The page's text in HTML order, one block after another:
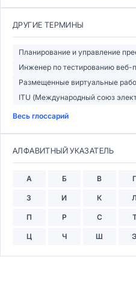
ДРУГИЕ ТЕРМИНЫ
Планирование и управление
Инженер по тестированию веб-
Размещенные виртуальные
ITU (Международный союз
Весь глоссарий
АЛФАВИТНЫЙ УКАЗАТЕЛЬ
А Б В Г
З И К Л
П Р С
Ц Ч Ш